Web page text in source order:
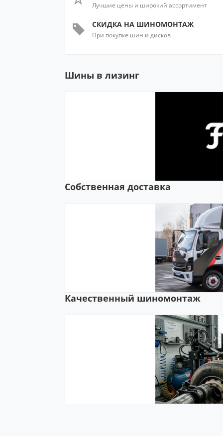
Лучшие цены и широкий ассортимент
СКИДКА НА ШИНОМОНТАЖ
При покупке шин и дисков
Шины в лизинг
Собственная доставка
Качественный шиномонтаж